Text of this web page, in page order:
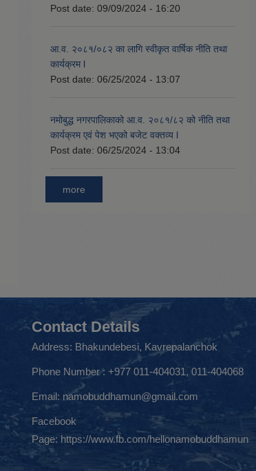
Post date: 09/09/2024 - 16:20
आ.व. २०८१/०८२ का लागि स्वीकृत वार्षिक नीति तथा
कार्यक्रम l
Post date: 06/25/2024 - 13:07
नमोबुद्ध नगरपालिकाको आ‍.व. २०८१/८२ को नीति तथा
कार्यक्रम एवं पेश भएको बजेट वक्तव्य l
Post date: 06/25/2024 - 13:04
more
Contact Details
Address: Bhakundebesi, Kavrepalanchok
Phone Number : +977 011-404031, 011-404068
Email: namobuddhamun@gmail.com
Facebook
Page: https://www.fb.com/hellonamobuddhamun